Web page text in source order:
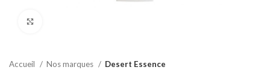
Accueil Nos marques Desert Essence